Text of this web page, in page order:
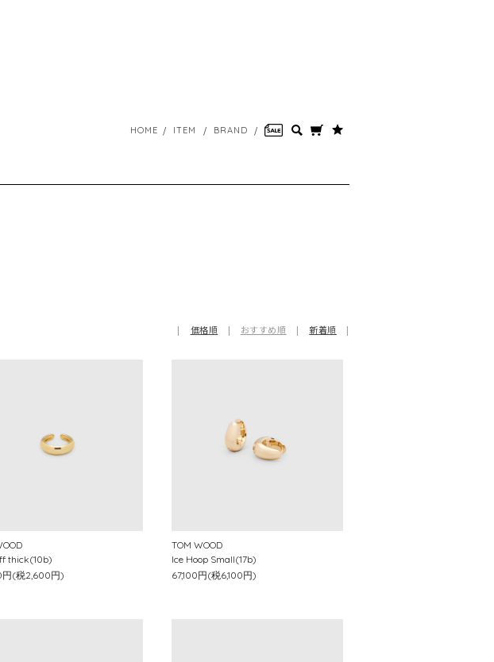
HOME ITEM BRAND
| 価格順 | おすすめ順 | 新着順 |
thick(10b)
円(税2,600円)
TOM WOOD
Ice Hoop Small(17b)
67,100円(税6,100円)